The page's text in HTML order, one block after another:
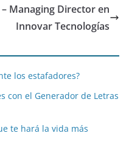
Managing Director en
Innovar Tecnologías
los estafadores?
con el Generador de Letras
te hará la vida más